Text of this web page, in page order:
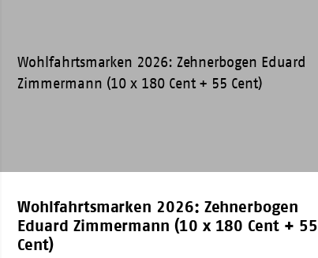
Wohlfahrtsmarken 2026: Zehnerbogen
Eduard Zimmermann (10 x 180 Cent + 55
Cent)
Zimmermann
(10
+
Cent)